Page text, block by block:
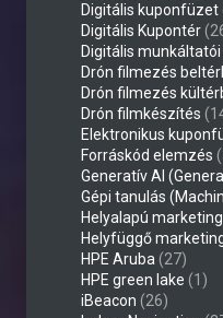
Digitális kuponfüzet
Digitális Kupontér
Digitális
Drón filmezés
Drón filmezés
Drón filmkészítés
Elektronikus
Forráskód elemzés
Generatív AI
Gépi tanulás
Helyalapú marketing
Helyfüggő
HPE Aruba (27)
HPE green lake (1)
iBeacon (26)